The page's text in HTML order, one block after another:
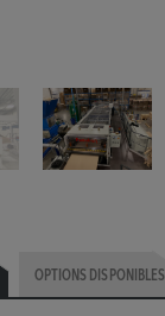
OPTIONS DISPONIBLES